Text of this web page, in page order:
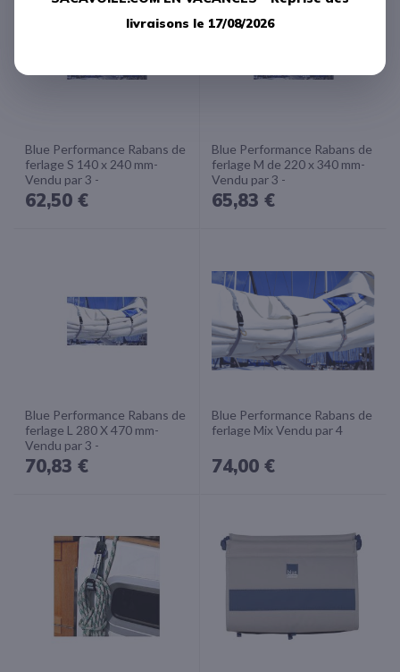
Blue Performance Rabans de
ferlage S 140 x 240 mm-
Vendu par 3 -
62,50 €
Blue Performance Rabans de
ferlage M de 220 x 340 mm-
Vendu par 3 -
65,83 €
Blue Performance Rabans de
ferlage L 280 X 470 mm-
Vendu par 3 -
70,83 €
Blue Performance Rabans de
ferlage Mix Vendu par 4
74,00 €
livraisons le 17/08/2026